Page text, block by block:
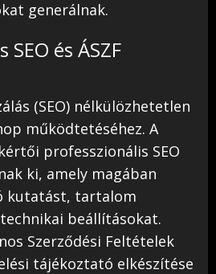
generálnak.
és ÁSZF
(SEO) nélkülözhetetlen
működtetéséhez. A
professzionális SEO
ki, amely magában
kutatást, tartalom
beállításokat.
Szerződési Feltételek
tájékoztató elkészítése